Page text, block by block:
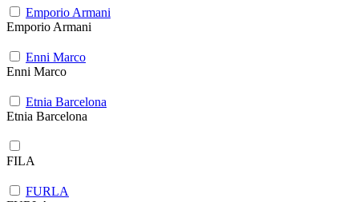
Emporio Armani
Emporio Armani
Enni Marco
Enni Marco
Etnia Barcelona
Etnia Barcelona
FILA
FURLA